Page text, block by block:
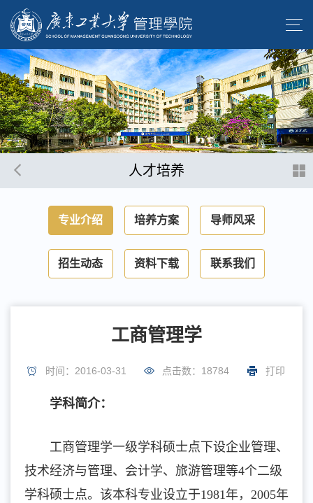
人才培养
专业介绍 培养方案 导师风采
招生动态 资料下载 联系我们
工商管理学
时间：2016-03-31 点击数： 18784 打印
学科简介：
工商管理学一级学科硕士点下设企业管理、
技术经济与管理、会计学、旅游管理等4个二级
学科硕士点。该本科专业设立于1981年，2005年